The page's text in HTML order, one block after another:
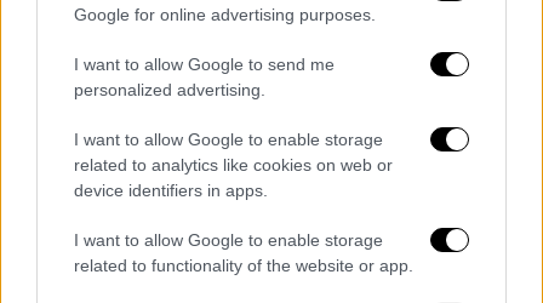
Google for online advertising purposes.
I want to allow Google to send me
personalized advertising.
I want to allow Google to enable storage
related to analytics like cookies on web or
device identifiers in apps.
I want to allow Google to enable storage
related to functionality of the website or app.
Παρά την ισχύ της δικαστικής απόφασης, η
διπλωματίακατέληξε σε κοινή δήλωση